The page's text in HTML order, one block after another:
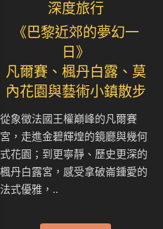
深度旅行
《巴黎近郊的夢幻一
日》
凡爾賽、楓丹白露、莫
內花園與藝術小鎮散步
從象徵法國王權巔峰的凡爾賽
宮，走進金碧輝煌的鏡廳與幾何
式花園；到更寧靜、歷史更深的
楓丹白露宮，感受拿破崙鍾愛的
法式優雅，..